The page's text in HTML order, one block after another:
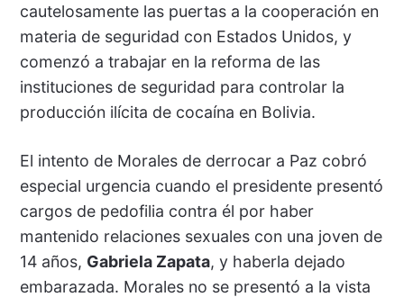
cautelosamente las puertas a la cooperación en
materia de seguridad con Estados Unidos, y
comenzó a trabajar en la reforma de las
instituciones de seguridad para controlar la
producción ilícita de cocaína en Bolivia.
El intento de Morales de derrocar a Paz cobró
especial urgencia cuando el presidente presentó
cargos de pedofilia contra él por haber
mantenido relaciones sexuales con una joven de
14 años, Gabriela Zapata, y haberla dejado
embarazada. Morales no se presentó a la vista